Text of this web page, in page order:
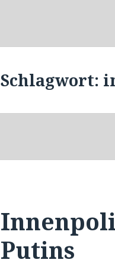
Schlagwort:
Putins